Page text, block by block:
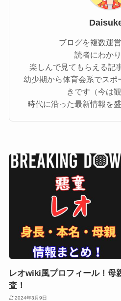
ブログを複数運
読者にわか
楽しんで見てもらえる記
幼少期から体育会系でスポ
きです（今は
時代に沿った最新情報を
レオwiki風プロフィール！母
査！
2024年3月9日